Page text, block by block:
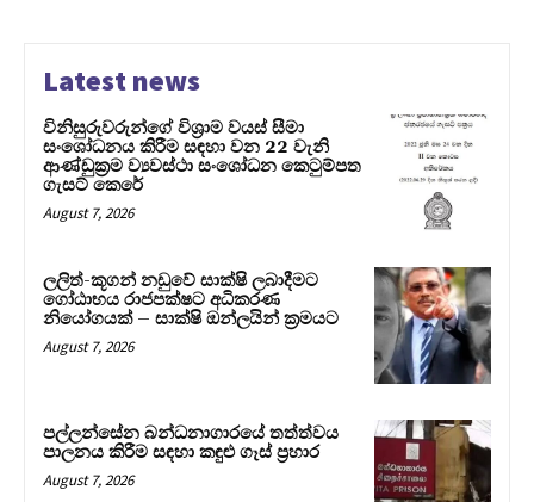
Latest news
විනිසුරුවරුන්ගේ විශ්‍රාම වයස් සීමා
සංශෝධනය කිරීම සඳහා වන 22 වැනි
ආණ්ඩුක්‍රම ව්‍යවස්ථා සංශෝධන කෙටුම්පත
ගැසට් කෙරේ
August 7, 2026
ලලිත්-කූගන් නඩුවේ සාක්ෂි ලබාදීමට
ගෝඨාභය රාජපක්ෂට අධිකරණ
නියෝගයක් – සාක්ෂි ඔන්ලයින් ක්‍රමයට
August 7, 2026
පල්ලන්සේන බන්ධනාගාරයේ තත්ත්වය
පාලනය කිරීම සඳහා කඳුළු ගෑස් ප්‍රහාර
August 7, 2026